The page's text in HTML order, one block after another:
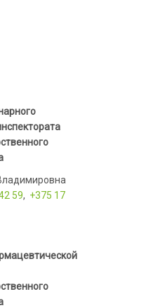
59, +375 17